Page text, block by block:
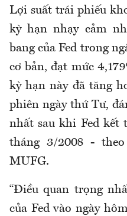
Lợi suất trái phiếu
kỳ hạn nhạy cảm
bang của Fed trong
cơ bản, đạt mức
kỳ hạn này đã tăng
phiên ngày thứ Tư,
nhất sau khi Fed kết
tháng 3/2008 -
MUFG.
“Điều quan trọng
của Fed vào ngày